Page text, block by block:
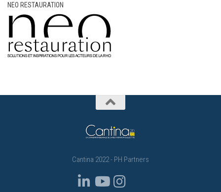
NEO RESTAURATION
Cantina 2022 - PH Partners